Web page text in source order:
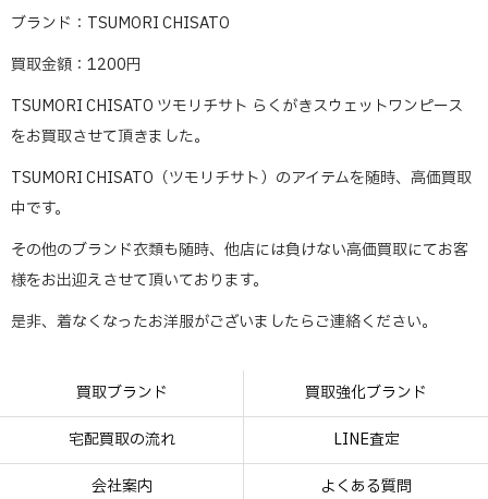
ブランド：TSUMORI CHISATO
買取金額：1200円
TSUMORI CHISATO ツモリチサト らくがきスウェットワンピース
をお買取させて頂きました。
TSUMORI CHISATO（ツモリチサト）のアイテムを随時、高価買取
中です。
その他のブランド衣類も随時、他店には負けない高価買取にてお客
様をお出迎えさせて頂いております。
是非、着なくなったお洋服がございましたらご連絡ください。
買取ブランド 買取強化ブランド
宅配買取の流れ LINE査定
会社案内 よくある質問